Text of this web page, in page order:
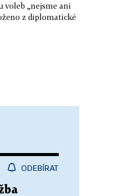
voleb „nejsme ani
z diplomatické
ODEBÍRAT